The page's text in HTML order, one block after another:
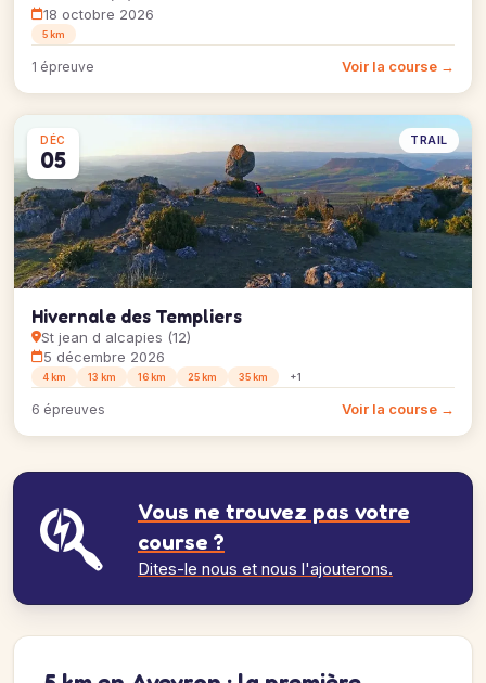
18 octobre 2026
5 km
1 épreuve Voir la course →
DÉC
05
TRAIL
Hivernale des Templiers
St jean d alcapies (12)
5 décembre 2026
4 km 13 km 16 km 25 km 35 km +1
6 épreuves Voir la course →
Vous ne trouvez pas votre
course ?
Dites-le nous et nous l'ajouterons.